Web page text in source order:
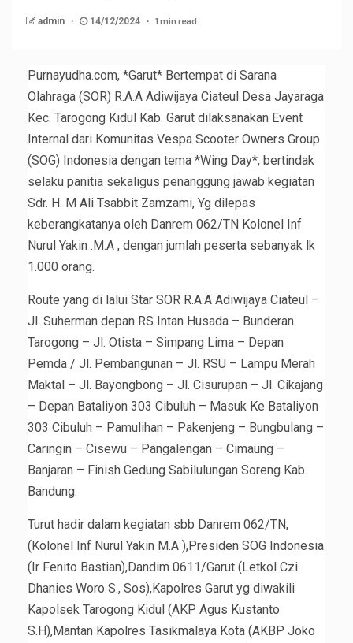
admin 14/12/2024 1 min read
Purnayudha.com, *Garut* Bertempat di Sarana
Olahraga (SOR) R.A.A Adiwijaya Ciateul Desa Jayaraga
Kec. Tarogong Kidul Kab. Garut dilaksanakan Event
Internal dari Komunitas Vespa Scooter Owners Group
(SOG) Indonesia dengan tema *Wing Day*, bertindak
selaku panitia sekaligus penanggung jawab kegiatan
Sdr. H. M Ali Tsabbit Zamzami, Yg dilepas
keberangkatanya oleh Danrem 062/TN Kolonel Inf
Nurul Yakin .M.A , dengan jumlah peserta sebanyak lk
1.000 orang.
Route yang di lalui Star SOR R.A.A Adiwijaya Ciateul –
Jl. Suherman depan RS Intan Husada – Bunderan
Tarogong – Jl. Otista – Simpang Lima – Depan
Pemda / Jl. Pembangunan – Jl. RSU – Lampu Merah
Maktal – Jl. Bayongbong – Jl. Cisurupan – Jl. Cikajang
– Depan Bataliyon 303 Cibuluh – Masuk Ke Bataliyon
303 Cibuluh – Pamulihan – Pakenjeng – Bungbulang –
Caringin – Cisewu – Pangalengan – Cimaung –
Banjaran – Finish Gedung Sabilulungan Soreng Kab.
Bandung.
Turut hadir dalam kegiatan sbb Danrem 062/TN,
(Kolonel Inf Nurul Yakin M.A ),Presiden SOG Indonesia
(Ir Fenito Bastian),Dandim 0611/Garut (Letkol Czi
Dhanies Woro S., Sos),Kapolres Garut yg diwakili
Kapolsek Tarogong Kidul (AKP Agus Kustanto
S.H),Mantan Kapolres Tasikmalaya Kota (AKBP Joko